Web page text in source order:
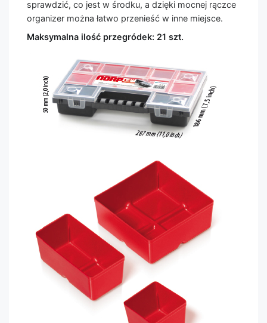
sprawdzić, co jest w środku, a dzięki mocnej rączce
organizer można łatwo przenieść w inne miejsce.
Maksymalna ilość przegródek: 21 szt.